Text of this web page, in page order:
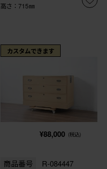
高さ：715㎜
カスタムできます
¥88,000 (税込)
商品番号 R-084447